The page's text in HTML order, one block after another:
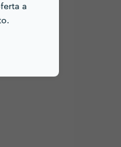
a